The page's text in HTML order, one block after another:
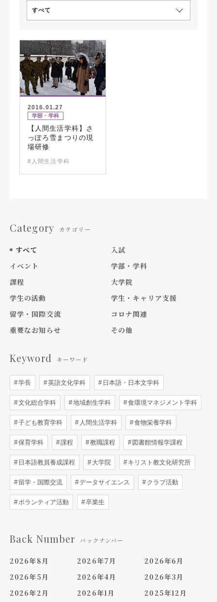
すべて
2016.01.27
学部・学科
【人間生活学科】さ
っぽろ雪まつりの現
場研修
#人間生活学科
Category カテゴリー
すべて
入試
イベント
学部・学科
課程
大学院
学生の活動
学生・キャリア支援
留学・国際交流
コロナ関連
重要なお知らせ
その他
Keyword キーワード
学長 英語文化学科 日本語・日本文学科
文化総合学科 地域創生学科 食環境マネジメント学科
子ども教育学科 人間生活学科 食物栄養学科
保育学科 課程 教職課程 図書館情報学課程
日本語教員養成課程 大学院 キリスト教文化研究所
留学・国際交流 データサイエンス クラブ活動
ボランティア活動 卒業生
Back Number バックナンバー
2026年8月 2026年7月
2026年6月
2026年5月
2026年4月
2026年3月
2026年2月
2026年1月 2025年12月